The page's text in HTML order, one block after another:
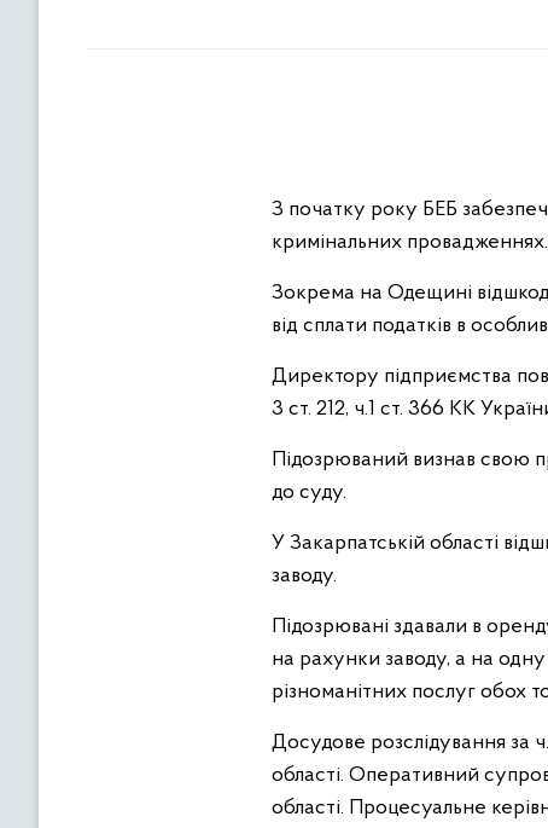
З початку року БЕБ
кримінальних
Зокрема на Одещині
від сплати податків в
Директору підприємства
3 ст. 212, ч.1 ст. 366 КК
Підозрюваний визнав свою
до суду.
У Закарпатській області
заводу.
Підозрювані здавали в
на рахунки заводу, а на одну
різноманітних послуг обох
Досудове розслідування за
області. Оперативний
області. Процесуальне